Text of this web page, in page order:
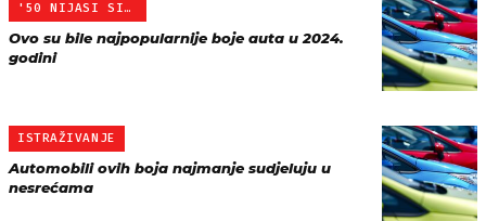
'50 NIJASI SIVE'
Ovo su bile najpopularnije boje auta u 2024.
godini
ISTRAŽIVANJE
Automobili ovih boja najmanje sudjeluju u
nesrećama